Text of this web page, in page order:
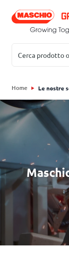
Home Le nostre